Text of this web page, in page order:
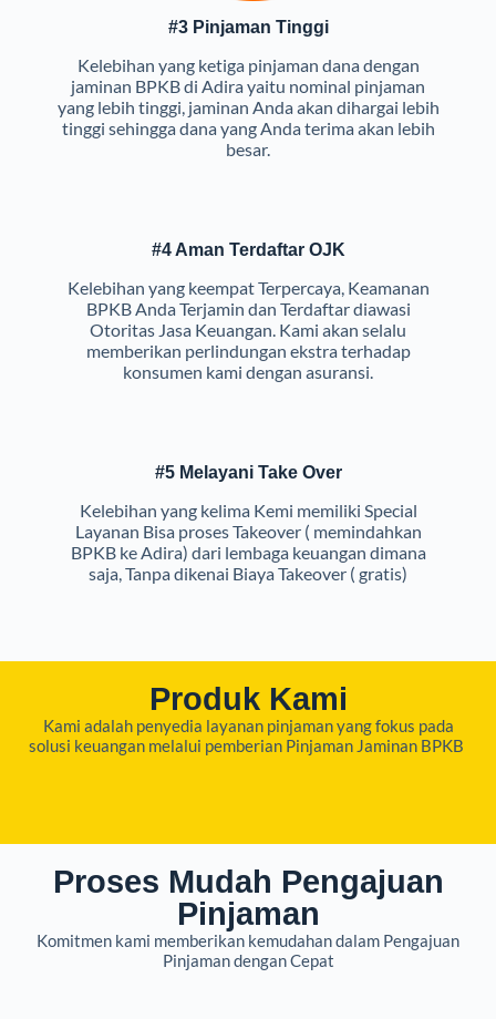
#3 Pinjaman Tinggi
Kelebihan yang ketiga pinjaman dana dengan
jaminan BPKB di Adira yaitu nominal pinjaman
yang lebih tinggi, jaminan Anda akan dihargai lebih
tinggi sehingga dana yang Anda terima akan lebih
besar.
#4 Aman Terdaftar OJK
Kelebihan yang keempat Terpercaya, Keamanan
BPKB Anda Terjamin dan Terdaftar diawasi
Otoritas Jasa Keuangan. Kami akan selalu
memberikan perlindungan ekstra terhadap
konsumen kami dengan asuransi.
#5 Melayani Take Over
Kelebihan yang kelima Kemi memiliki Special
Layanan Bisa proses Takeover ( memindahkan
BPKB ke Adira) dari lembaga keuangan dimana
saja, Tanpa dikenai Biaya Takeover ( gratis)
Produk Kami
Kami adalah penyedia layanan pinjaman yang fokus pada
solusi keuangan melalui pemberian Pinjaman Jaminan BPKB
Proses Mudah Pengajuan
Pinjaman
Komitmen kami memberikan kemudahan dalam Pengajuan
Pinjaman dengan Cepat